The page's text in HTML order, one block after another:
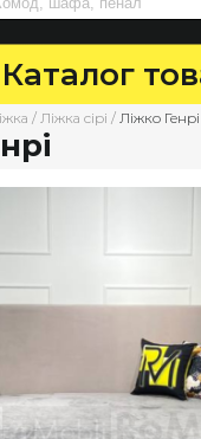
Каталог
/ Ліжка сірі / Ліжко Генрі